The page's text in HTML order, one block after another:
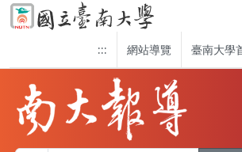
::: 網站導覽 臺南大學